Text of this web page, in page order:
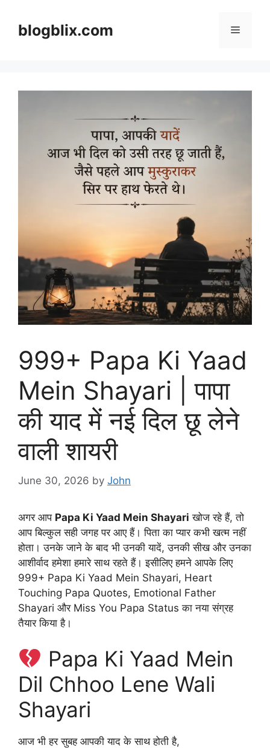
contentblogblix.com Menu
999+ Papa Ki Yaad
Mein Shayari | पापा
की याद में नई दिल छू लेने
वाली शायरी
June 30, 2026 by John
अगर आप Papa Ki Yaad Mein Shayari खोज रहे हैं, तो
आप बिल्कुल सही जगह पर आए हैं। पिता का प्यार कभी खत्म नहीं
होता। उनके जाने के बाद भी उनकी यादें, उनकी सीख और उनका
आशीर्वाद हमेशा हमारे साथ रहते हैं। इसीलिए हमने आपके लिए
999+ Papa Ki Yaad Mein Shayari, Heart
Touching Papa Quotes, Emotional Father
Shayari और Miss You Papa Status का नया संग्रह
तैयार किया है।
Papa Ki Yaad Mein
Dil Chhoo Lene Wali
Shayari
आज भी हर सुबह आपकी याद के साथ होती है,